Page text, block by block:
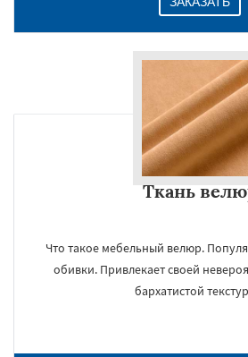
Ткань
Что такое мебельный велюр.
обивки. Привлекает своей
бархатистой